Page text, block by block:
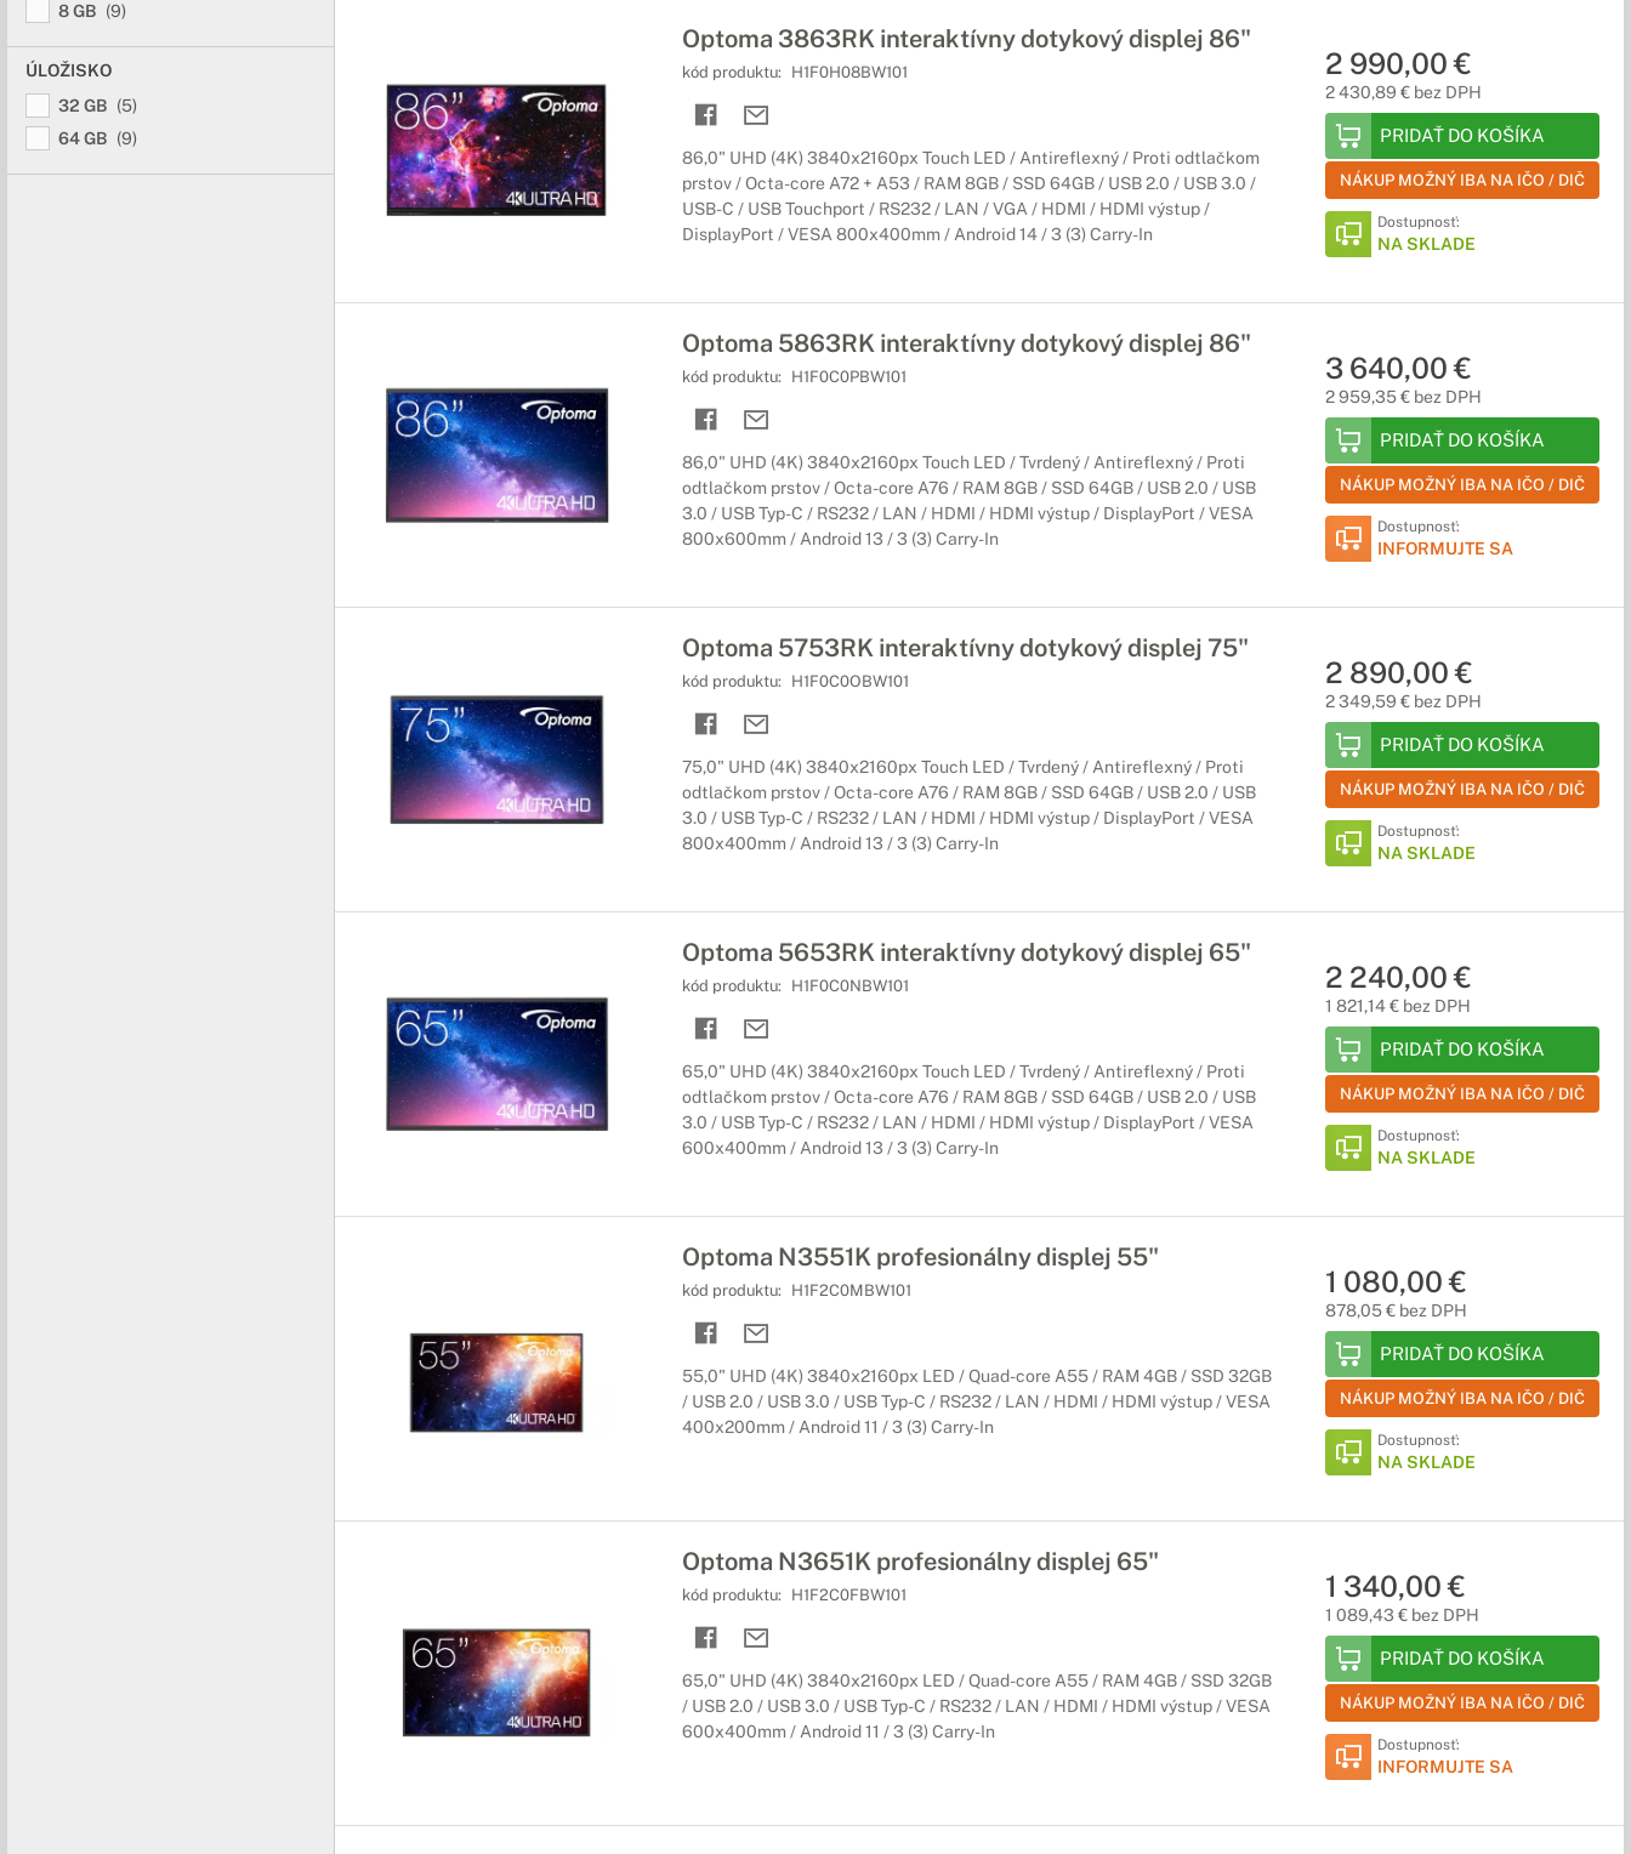
8 GB (9)
ÚLOŽISKO
32 GB (5)
64 GB (9)
Optoma 3863RK interaktívny dotykový displej 86"
kód produktu: H1F0H08BW101
86,0" UHD (4K) 3840x2160px Touch LED / Antireflexný / Proti odtlačkom
prstov / Octa-core A72 + A53 / RAM 8GB / SSD 64GB / USB 2.0 / USB 3.0 /
USB-C / USB Touchport / RS232 / LAN / VGA / HDMI / HDMI výstup /
DisplayPort / VESA 800x400mm / Android 14 / 3 (3) Carry-In
2 990,00 €
2 430,89 € bez DPH
PRIDAŤ DO KOŠÍKA
NÁKUP MOŽNÝ IBA NA IČO / DIČ
Dostupnosť:
NA SKLADE
Optoma 5863RK interaktívny dotykový displej 86"
kód produktu: H1F0C0PBW101
86,0" UHD (4K) 3840x2160px Touch LED / Tvrdený / Antireflexný / Proti
odtlačkom prstov / Octa-core A76 / RAM 8GB / SSD 64GB / USB 2.0 / USB
3.0 / USB Typ-C / RS232 / LAN / HDMI / HDMI výstup / DisplayPort / VESA
800x600mm / Android 13 / 3 (3) Carry-In
3 640,00 €
2 959,35 € bez DPH
PRIDAŤ DO KOŠÍKA
NÁKUP MOŽNÝ IBA NA IČO / DIČ
Dostupnosť:
INFORMUJTE SA
Optoma 5753RK interaktívny dotykový displej 75"
kód produktu: H1F0C0OBW101
75,0" UHD (4K) 3840x2160px Touch LED / Tvrdený / Antireflexný / Proti
odtlačkom prstov / Octa-core A76 / RAM 8GB / SSD 64GB / USB 2.0 / USB
3.0 / USB Typ-C / RS232 / LAN / HDMI / HDMI výstup / DisplayPort / VESA
800x400mm / Android 13 / 3 (3) Carry-In
2 890,00 €
2 349,59 € bez DPH
PRIDAŤ DO KOŠÍKA
NÁKUP MOŽNÝ IBA NA IČO / DIČ
Dostupnosť:
NA SKLADE
Optoma 5653RK interaktívny dotykový displej 65"
kód produktu: H1F0C0NBW101
65,0" UHD (4K) 3840x2160px Touch LED / Tvrdený / Antireflexný / Proti
odtlačkom prstov / Octa-core A76 / RAM 8GB / SSD 64GB / USB 2.0 / USB
3.0 / USB Typ-C / RS232 / LAN / HDMI / HDMI výstup / DisplayPort / VESA
600x400mm / Android 13 / 3 (3) Carry-In
2 240,00 €
1 821,14 € bez DPH
PRIDAŤ DO KOŠÍKA
NÁKUP MOŽNÝ IBA NA IČO / DIČ
Dostupnosť:
NA SKLADE
Optoma N3551K profesionálny displej 55"
kód produktu: H1F2C0MBW101
55,0" UHD (4K) 3840x2160px LED / Quad-core A55 / RAM 4GB / SSD 32GB
/ USB 2.0 / USB 3.0 / USB Typ-C / RS232 / LAN / HDMI / HDMI výstup / VESA
400x200mm / Android 11 / 3 (3) Carry-In
1 080,00 €
878,05 € bez DPH
PRIDAŤ DO KOŠÍKA
NÁKUP MOŽNÝ IBA NA IČO / DIČ
Dostupnosť:
NA SKLADE
Optoma N3651K profesionálny displej 65"
kód produktu: H1F2C0FBW101
65,0" UHD (4K) 3840x2160px LED / Quad-core A55 / RAM 4GB / SSD 32GB
/ USB 2.0 / USB 3.0 / USB Typ-C / RS232 / LAN / HDMI / HDMI výstup / VESA
600x400mm / Android 11 / 3 (3) Carry-In
1 340,00 €
1 089,43 € bez DPH
PRIDAŤ DO KOŠÍKA
NÁKUP MOŽNÝ IBA NA IČO / DIČ
Dostupnosť:
INFORMUJTE SA